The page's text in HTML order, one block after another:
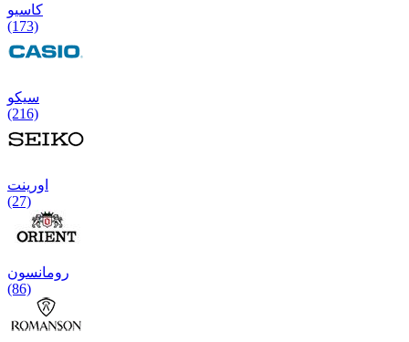
کاسیو
(173)
سیکو
(216)
اورینت
(27)
رومانسون
(86)